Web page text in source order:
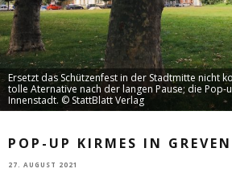
Ersetzt das Schützenfest in der Stadtmitte nicht
tolle Aternative nach der langen Pause; die Pop-
Innenstadt. © StattBlatt Verlag
POP-UP KIRMES IN
27. AUGUST 2021